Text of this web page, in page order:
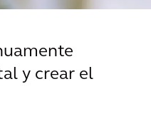
y crear el